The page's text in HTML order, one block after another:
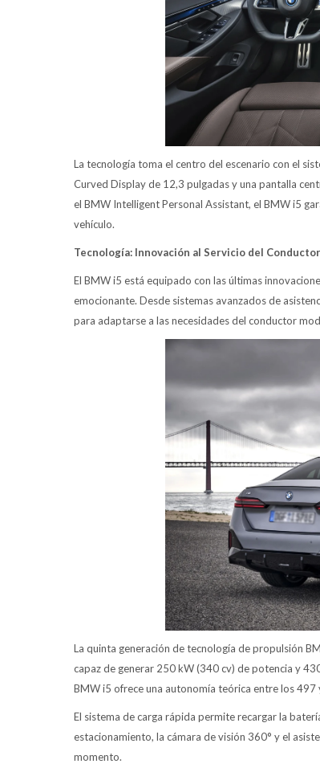
La tecnología toma el centro del escenario con el
Curved Display de 12,3 pulgadas y una pantalla
el BMW Intelligent Personal Assistant, el BMW i5
vehículo.
Tecnología: Innovación al Servicio del Conductor
El BMW i5 está equipado con las últimas
emocionante. Desde sistemas avanzados de
para adaptarse a las necesidades del conductor
La quinta generación de tecnología de propulsión
capaz de generar 250 kW (340 cv) de potencia y
BMW i5 ofrece una autonomía teórica entre los 497
El sistema de carga rápida permite recargar la
estacionamiento, la cámara de visión 360° y el
momento.